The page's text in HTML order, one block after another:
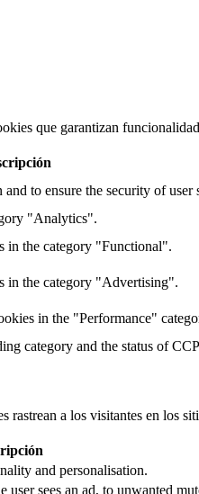
que garantizan
to ensure the security of user
"Analytics".
in the category "Functional".
in the category "Advertising".
in the "Performance"
category and the status of
rastrean a los visitantes en los
and personalisation.
sees an ad, to unwanted